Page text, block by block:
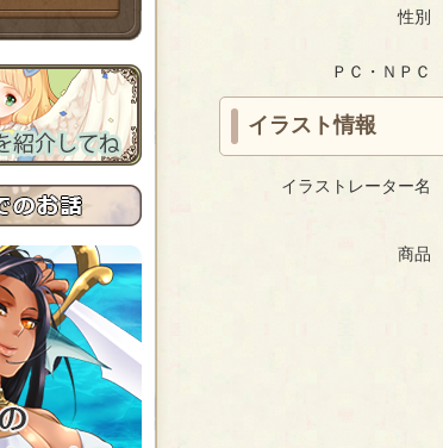
性別
ＰＣ・ＮＰＣ
イラスト情報
イラストレーター名
商品